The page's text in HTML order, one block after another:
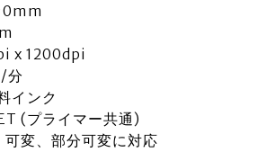
x 1200dpi
分
インク
(プライマー共通)
可変、部分可変に対応